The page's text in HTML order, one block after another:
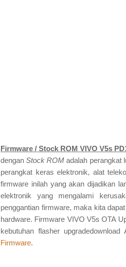
Firmware / Stock ROM VIVO V5s
denganStock ROM adalah perangkat
perangkat keras elektronik, alat
firmware inilah yang akan dijadikan
elektronik yang mengalami
penggantian firmware, maka kita
hardware. Firmware VIVO V5s OTA
kebutuhan flasher
Firmware.